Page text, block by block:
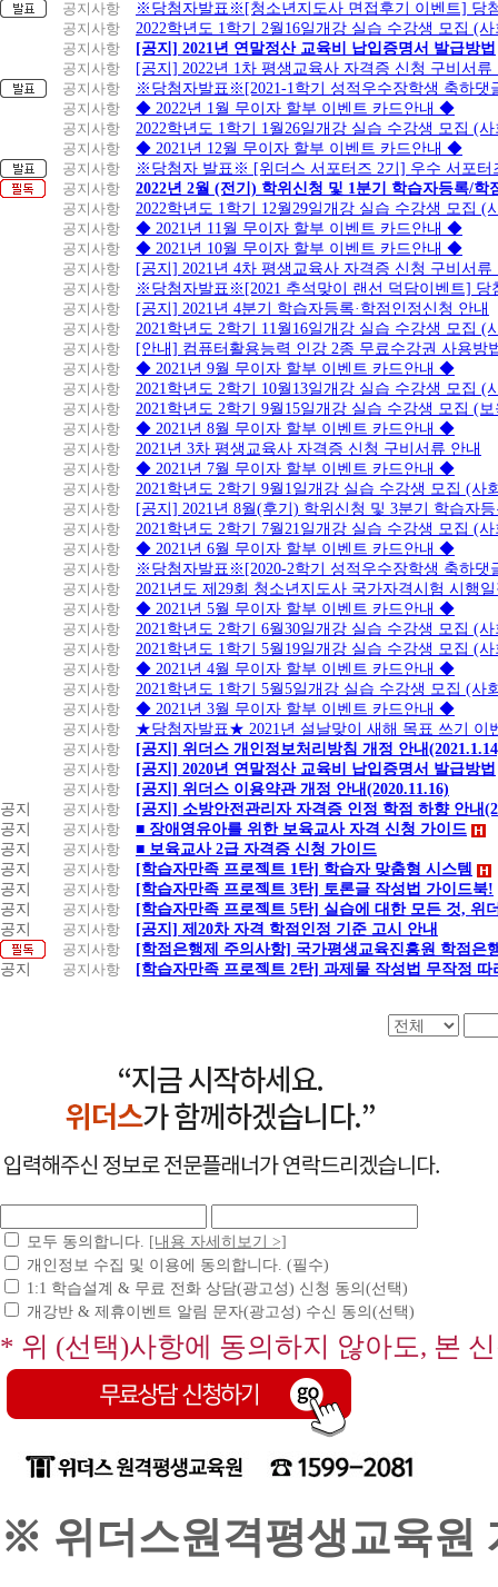
공지사항
※당첨자발표※[청소년지도사 면접후기 이벤트] 당
공지사항
2022학년도 1학기 2월16일개강 실습 수강생 모집 (
공지사항
[공지] 2021년 연말정산 교육비 납입증명서 발급방법
공지사항
[공지] 2022년 1차 평생교육사 자격증 신청 구비서류
공지사항
※당첨자발표※[2021-1학기 성적우수장학생 축하댓
공지사항
◆ 2022년 1월 무이자 할부 이벤트 카드안내 ◆
공지사항
2022학년도 1학기 1월26일개강 실습 수강생 모집 (
공지사항
◆ 2021년 12월 무이자 할부 이벤트 카드안내 ◆
공지사항
※당첨자 발표※ [위더스 서포터즈 2기] 우수 서포터
공지사항
2022년 2월 (전기) 학위신청 및 1분기 학습자등록/학
공지사항
2022학년도 1학기 12월29일개강 실습 수강생 모집 (
공지사항
◆ 2021년 11월 무이자 할부 이벤트 카드안내 ◆
공지사항
◆ 2021년 10월 무이자 할부 이벤트 카드안내 ◆
공지사항
[공지] 2021년 4차 평생교육사 자격증 신청 구비서류
공지사항
※당첨자발표※[2021 추석맞이 랜선 덕담이벤트] 당
공지사항
[공지] 2021년 4분기 학습자등록·학점인정신청 안내
공지사항
2021학년도 2학기 11월16일개강 실습 수강생 모집 (
공지사항
[안내] 컴퓨터활용능력 인강 2종 무료수강권 사용방
공지사항
◆ 2021년 9월 무이자 할부 이벤트 카드안내 ◆
공지사항
2021학년도 2학기 10월13일개강 실습 수강생 모집 (
공지사항
2021학년도 2학기 9월15일개강 실습 수강생 모집 (
공지사항
◆ 2021년 8월 무이자 할부 이벤트 카드안내 ◆
공지사항
2021년 3차 평생교육사 자격증 신청 구비서류 안내
공지사항
◆ 2021년 7월 무이자 할부 이벤트 카드안내 ◆
공지사항
2021학년도 2학기 9월1일개강 실습 수강생 모집 (사
공지사항
[공지] 2021년 8월(후기) 학위신청 및 3분기 학습자
공지사항
2021학년도 2학기 7월21일개강 실습 수강생 모집 (
공지사항
◆ 2021년 6월 무이자 할부 이벤트 카드안내 ◆
공지사항
※당첨자발표※[2020-2학기 성적우수장학생 축하댓
공지사항
2021년도 제29회 청소년지도사 국가자격시험 시행
공지사항
◆ 2021년 5월 무이자 할부 이벤트 카드안내 ◆
공지사항
2021학년도 2학기 6월30일개강 실습 수강생 모집 (
공지사항
2021학년도 1학기 5월19일개강 실습 수강생 모집 (
공지사항
◆ 2021년 4월 무이자 할부 이벤트 카드안내 ◆
공지사항
2021학년도 1학기 5월5일개강 실습 수강생 모집 (사
공지사항
◆ 2021년 3월 무이자 할부 이벤트 카드안내 ◆
공지사항
★당첨자발표★ 2021년 설날맞이 새해 목표 쓰기 이
공지사항
[공지] 위더스 개인정보처리방침 개정 안내
공지사항
[공지] 2020년 연말정산 교육비 납입증명서 발급방법
공지사항
[공지] 위더스 이용약관 개정 안내(2020.11.16)
공지
공지사항
[공지] 소방안전관리자 자격증 인정 학점 하향 안내
공지
공지사항
■ 장애영유아를 위한 보육교사 자격 신청 가이드
공지
공지사항
■ 보육교사 2급 자격증 신청 가이드
공지
공지사항
[학습자만족 프로젝트 1탄] 학습자 맞춤형 시스템
공지
공지사항
[학습자만족 프로젝트 3탄] 토론글 작성법 가이드북!
공지
공지사항
[학습자만족 프로젝트 5탄] 실습에 대한 모든 것, 위
공지
공지사항
[공지] 제20차 자격 학점인정 기준 고시 안내
공지사항
[학점은행제 주의사항] 국가평생교육진흥원 학점은
공지
공지사항 [학습자만족 프로젝트 2탄] 과제물 작성법 무작정 따
모두 동의합니다.
[내용 자세히보기 >]
개인정보 수집 및 이용에 동의합니다. (필수)
1:1 학습설계 & 무료 전화 상담(광고성) 신청 동의(선택)
개강반 & 제휴이벤트 알림 문자(광고성) 수신 동의(선택)
* 위 (선택)사항에 동의하지 않아도, 본
※ 위더스원격평생교육원